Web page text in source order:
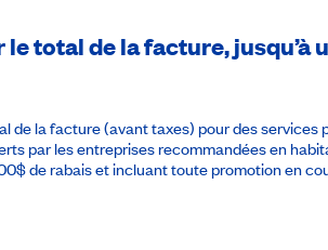
le total de la facture, jusqu’à
de la facture (avant taxes) pour des services
par les entreprises recommandées en
de rabais et incluant toute promotion en